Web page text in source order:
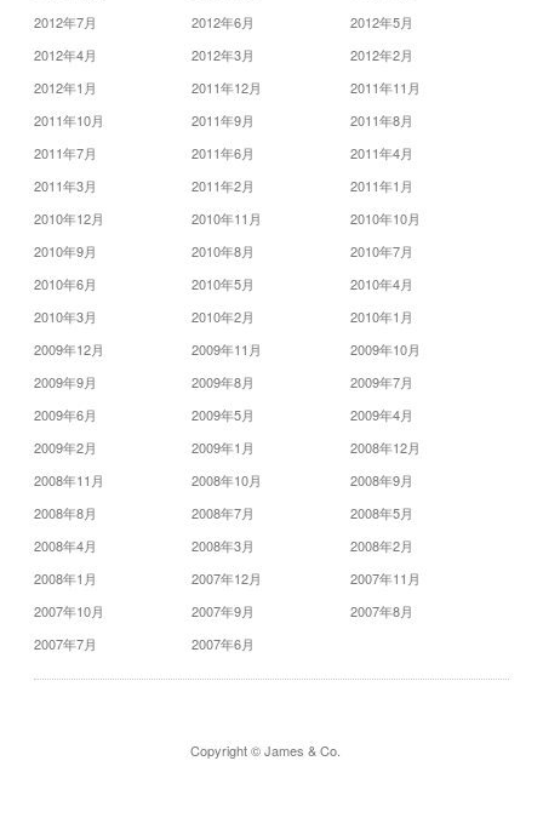
2012年7月
2012年6月
2012年5月
2012年4月
2012年3月
2012年2月
2012年1月
2011年12月
2011年11月
2011年10月
2011年9月
2011年8月
2011年7月
2011年6月
2011年4月
2011年3月
2011年2月
2011年1月
2010年12月
2010年11月
2010年10月
2010年9月
2010年8月
2010年7月
2010年6月
2010年5月
2010年4月
2010年3月
2010年2月
2010年1月
2009年12月
2009年11月
2009年10月
2009年9月
2009年8月
2009年7月
2009年6月
2009年5月
2009年4月
2009年2月
2009年1月
2008年12月
2008年11月
2008年10月
2008年9月
2008年8月
2008年7月
2008年5月
2008年4月
2008年3月
2008年2月
2008年1月
2007年12月
2007年11月
2007年10月
2007年9月
2007年8月
2007年7月
2007年6月
Copyright © James & Co.